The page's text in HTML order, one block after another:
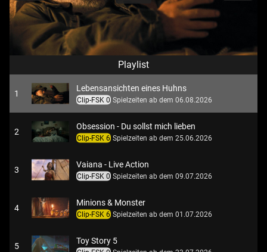
Playlist
1
Lebensansichten eines Huhns
Clip-FSK 0 Spielzeiten ab dem 06.08.2026
2
Obsession - Du sollst mich lieben
Clip-FSK 6 Spielzeiten ab dem 25.06.2026
3
Vaiana - Live Action
Clip-FSK 0 Spielzeiten ab dem 09.07.2026
4
Minions & Monster
Clip-FSK 6 Spielzeiten ab dem 01.07.2026
5
Toy Story 5